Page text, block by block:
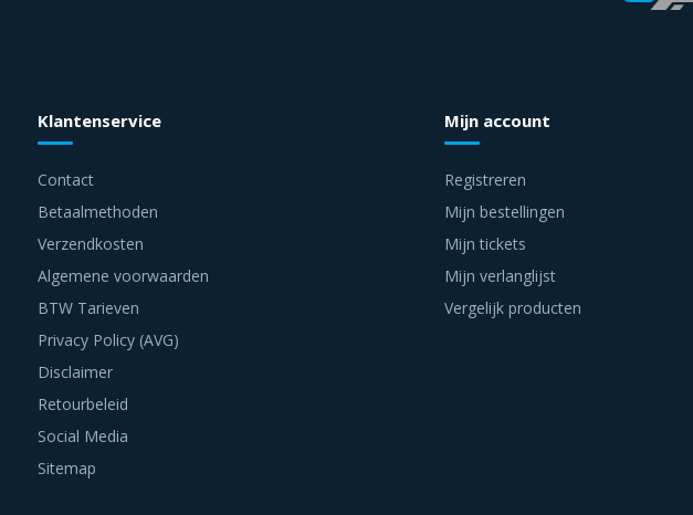
Klantenservice
Contact
Betaalmethoden
Verzendkosten
Algemene voorwaarden
BTW Tarieven
Privacy Policy (AVG)
Disclaimer
Retourbeleid
Social Media
Sitemap
Mijn account
Registreren
Mijn bestellingen
Mijn tickets
Mijn verlanglijst
Vergelijk producten